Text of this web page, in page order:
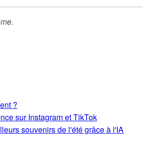
.
?
sur Instagram et TikTok
souvenirs de l'été grâce à l'IA